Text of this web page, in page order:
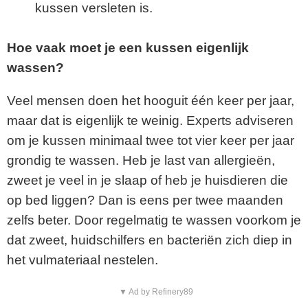
kussen versleten is.
Hoe vaak moet je een kussen eigenlijk
wassen?
Veel mensen doen het hooguit één keer per jaar,
maar dat is eigenlijk te weinig. Experts adviseren
om je kussen minimaal twee tot vier keer per jaar
grondig te wassen. Heb je last van allergieën,
zweet je veel in je slaap of heb je huisdieren die
op bed liggen? Dan is eens per twee maanden
zelfs beter. Door regelmatig te wassen voorkom je
dat zweet, huidschilfers en bacteriën zich diep in
het vulmateriaal nestelen.
▼ Ad by Refinery89